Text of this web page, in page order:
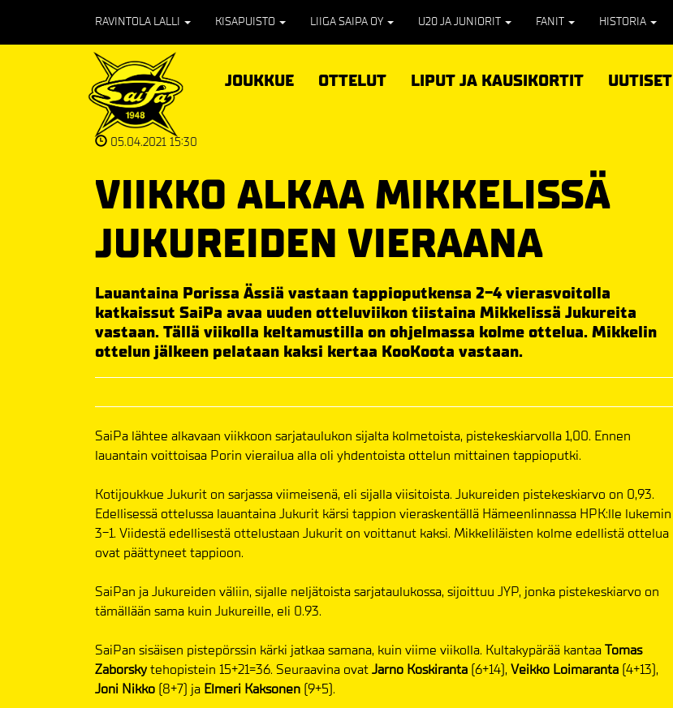
RAVINTOLA LALLI KISAPUISTO LIIGA SAIPA OY U20 JA JUNIORIT FANIT HISTORIA
JOUKKUE OTTELUT LIPUT JA KAUSIKORTIT UUTISET
05.04.2021 15:30
VIIKKO ALKAA MIKKELISSÄ
JUKUREIDEN VIERAANA
Lauantaina Porissa Ässiä vastaan tappioputkensa 2-4 vierasvoitolla
katkaissut SaiPa avaa uuden otteluviikon tiistaina Mikkelissä Jukureita
vastaan. Tällä viikolla keltamustilla on ohjelmassa kolme ottelua. Mikkelin
ottelun jälkeen pelataan kaksi kertaa KooKoota vastaan.
SaiPa lähtee alkavaan viikkoon sarjataulukon sijalta kolmetoista, pistekeskiarvolla 1,00. Ennen
lauantain voittoisaa Porin vierailua alla oli yhdentoista ottelun mittainen tappioputki.
Kotijoukkue Jukurit on sarjassa viimeisenä, eli sijalla viisitoista. Jukureiden pistekeskiarvo on 0,93.
Edellisessä ottelussa lauantaina Jukurit kärsi tappion vieraskentällä Hämeenlinnassa HPK:lle lukemin
3-1. Viidestä edellisestä ottelustaan Jukurit on voittanut kaksi. Mikkeliläisten kolme edellistä ottelua
ovat päättyneet tappioon.
SaiPan ja Jukureiden väliin, sijalle neljätoista sarjataulukossa, sijoittuu JYP, jonka pistekeskiarvo on
tämällään sama kuin Jukureille, eli 0.93.
SaiPan sisäisen pistepörssin kärki jatkaa samana, kuin viime viikolla. Kultakypärää kantaaTomas
Zaborskytehopistein 15+21=36. Seuraavina ovatJarno Koskiranta (6+14), Veikko Loimaranta (4+13),
Joni Nikko (8+7) ja Elmeri Kaksonen (9+5).